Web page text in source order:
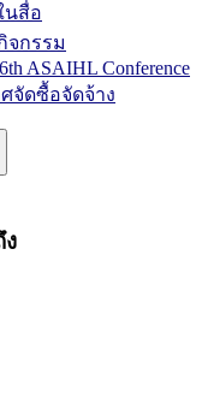
นสื่อ
กรรม
ASAIHL Conference
จัดซื้อจัดจ้าง